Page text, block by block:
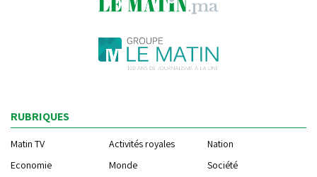
RUBRIQUES
Matin TV Activités royales
Nation
Economie
Monde
Société